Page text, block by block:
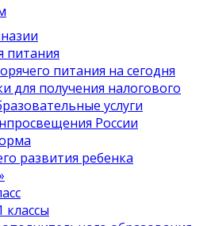
питания
питания на сегодня
для получения налогового
услуги
России
развития ребенка
классы